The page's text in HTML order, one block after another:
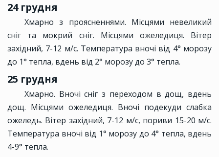
24 грудня
Хмарно з проясненнями. Місцями невеликий
сніг та мокрий сніг. Місцями ожеледиця. Вітер
західний, 7-12 м/с. Температура вночі від 4° морозу
до 1° тепла, вдень від 2° морозу до 3° тепла.
25 грудня
Хмарно. Вночі сніг з переходом в дощ, вдень
дощ. Місцями ожеледиця. Вночі подекуди слабка
ожеледь. Вітер західний, 7-12 м/с, пориви 15-20 м/с.
Температура вночі від 1° морозу до 4° тепла, вдень
4-9° тепла.